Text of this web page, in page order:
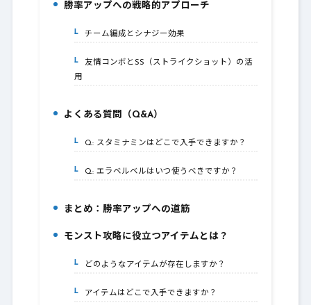
3.勝率アップへの戦略的アプローチ
3-1.チーム編成とシナジー効果
3-2.友情コンボとSS（ストライクショット）の活
用
4.よくある質問（Q&A）
4-1.Q: スタミナミンはどこで入手できますか？
4-2.Q: エラベルベルはいつ使うべきですか？
まとめ：勝率アップへの道筋
モンスト攻略に役立つアイテムとは？
6-1.どのようなアイテムが存在しますか？
6-2.アイテムはどこで入手できますか？